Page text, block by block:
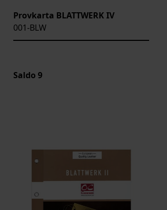
Provkarta BLATTWERK IV
001-BLW
Saldo 9